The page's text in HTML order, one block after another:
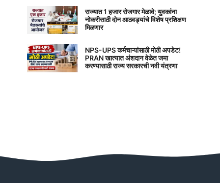
राज्यात 1 हजार रोजगार मेळावे; युवकांना
नोकरीसाठी दोन आठवड्यांचे विशेष प्रशिक्षण
मिळणार
NPS-UPS कर्मचाऱ्यांसाठी मोठी अपडेट!
PRAN खात्यात अंशदान वेळेत जमा
करण्यासाठी राज्य सरकारची नवी यंत्रणा